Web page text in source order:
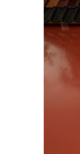
Karriere
Nyheter